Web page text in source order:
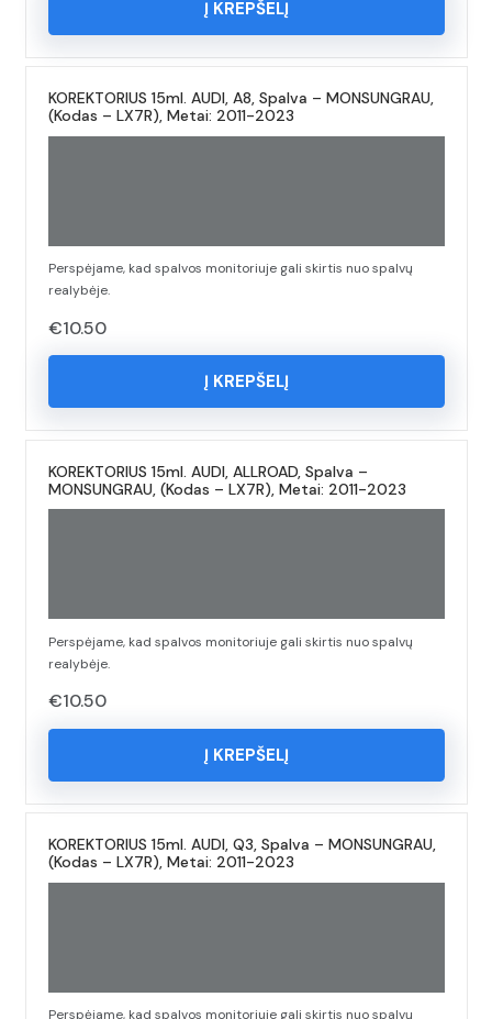
Į KREPŠELĮ
KOREKTORIUS 15ml. AUDI, A8, Spalva – MONSUNGRAU,
(Kodas – LX7R), Metai: 2011-2023
Perspėjame, kad spalvos monitoriuje gali skirtis nuo spalvų
realybėje.
€10.50
Į KREPŠELĮ
KOREKTORIUS 15ml. AUDI, ALLROAD, Spalva –
MONSUNGRAU, (Kodas – LX7R), Metai: 2011-2023
Perspėjame, kad spalvos monitoriuje gali skirtis nuo spalvų
realybėje.
€10.50
Į KREPŠELĮ
KOREKTORIUS 15ml. AUDI, Q3, Spalva – MONSUNGRAU,
(Kodas – LX7R), Metai: 2011-2023
Perspėjame, kad spalvos monitoriuje gali skirtis nuo spalvų